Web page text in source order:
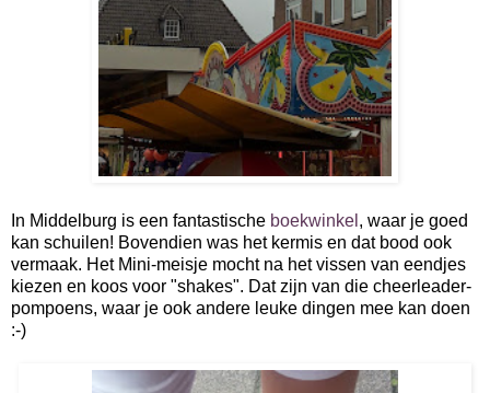
In Middelburg is een fantastische boekwinkel , waar je goed
kan schuilen! Bovendien was het kermis en dat bood ook
vermaak. Het Mini-meisje mocht na het vissen van eendjes
kiezen en koos voor "shakes". Dat zijn van die cheerleader-
pompoens, waar je ook andere leuke dingen mee kan doen
:-)